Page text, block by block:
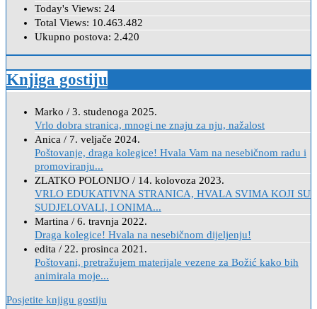
Today's Views: 24
Total Views: 10.463.482
Ukupno postova: 2.420
Knjiga gostiju
Marko / 3. studenoga 2025.
Vrlo dobra stranica, mnogi ne znaju za nju, nažalost
Anica / 7. veljače 2024.
Poštovanje, draga kolegice! Hvala Vam na nesebičnom radu i
promoviranju...
ZLATKO POLONIJO / 14. kolovoza 2023.
VRLO EDUKATIVNA STRANICA, HVALA SVIMA KOJI SU
SUDJELOVALI, I ONIMA...
Martina / 6. travnja 2022.
Draga kolegice! Hvala na nesebičnom dijeljenju!
edita / 22. prosinca 2021.
Poštovani, pretražujem materijale vezene za Božić kako bih
animirala moje...
Posjetite knjigu gostiju